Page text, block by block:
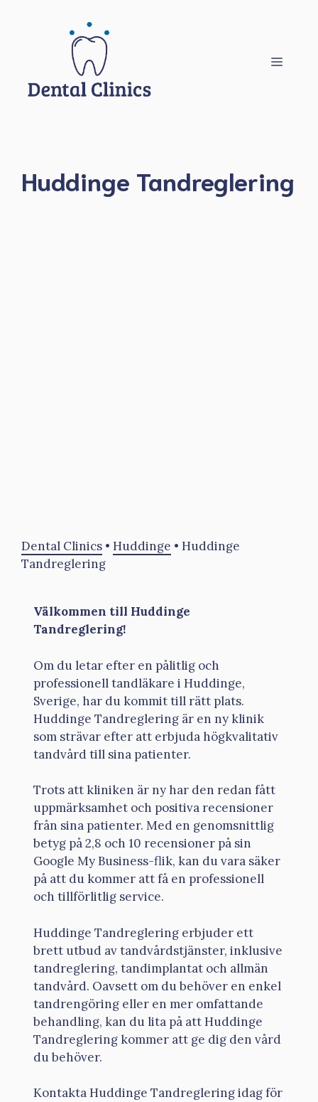
Meny
Huddinge Tandreglering
Dental Clinics • Huddinge • Huddinge
Tandreglering
Välkommen till Huddinge
Tandreglering!
Om du letar efter en pålitlig och
professionell tandläkare i Huddinge,
Sverige, har du kommit till rätt plats.
Huddinge Tandreglering är en ny klinik
som strävar efter att erbjuda högkvalitativ
tandvård till sina patienter.
Trots att kliniken är ny har den redan fått
uppmärksamhet och positiva recensioner
från sina patienter. Med en genomsnittlig
betyg på 2,8 och 10 recensioner på sin
Google My Business-flik, kan du vara säker
på att du kommer att få en professionell
och tillförlitlig service.
Huddinge Tandreglering erbjuder ett
brett utbud av tandvårdstjänster, inklusive
tandreglering, tandimplantat och allmän
tandvård. Oavsett om du behöver en enkel
tandrengöring eller en mer omfattande
behandling, kan du lita på att Huddinge
Tandreglering kommer att ge dig den vård
du behöver.
Kontakta Huddinge Tandreglering idag för